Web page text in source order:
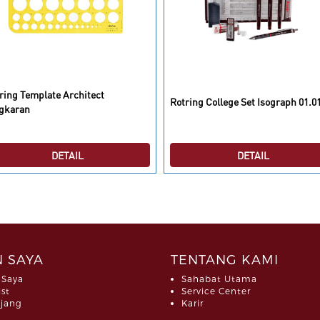
Template Architect
DETAIL
Rotring College Set Isograph
DETAIL
SAYA TENTANG KAMI
Sahabat Utama
Service Center
Karir